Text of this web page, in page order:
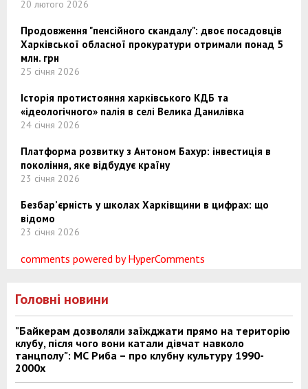
20 лютого 2026
Продовження "пенсійного скандалу": двоє посадовців
Харківської обласної прокуратури отримали понад 5
млн. грн
25 січня 2026
Історія протистояння харківського КДБ та
«ідеологічного» палія в селі Велика Данилівка
24 січня 2026
Платформа розвитку з Антоном Бахур: інвестиція в
покоління, яке відбудує країну
23 січня 2026
Безбар’єрність у школах Харківщини в цифрах: що
відомо
23 січня 2026
comments powered by HyperComments
Головні новини
"Байкерам дозволяли заїжджати прямо на територію
клубу, після чого вони катали дівчат навколо
танцполу": МС Риба – про клубну культуру 1990-
2000х